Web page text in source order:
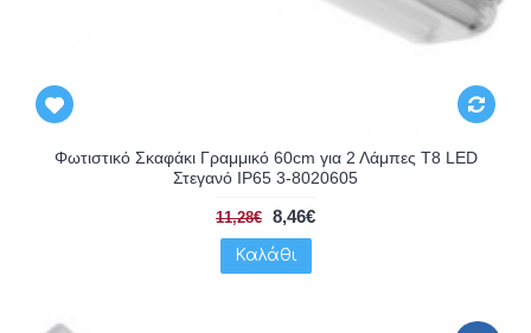
Φωτιστικό Σκαφάκι Γραμμικό 60cm για 2 Λάμπες T8 LED
Στεγανό IP65 3-8020605
11,28€ 8,46€
Καλάθι